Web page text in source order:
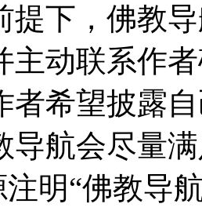
提下，佛教
主动联系作
者希望披露
导航会尽量
明“佛教导